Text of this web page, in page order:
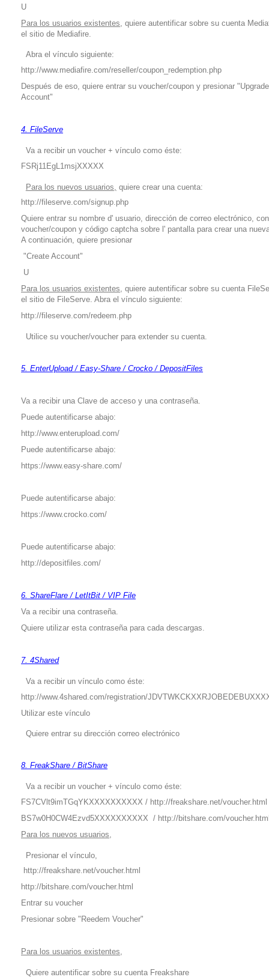
U
Para los usuarios existentes, quiere autentificar sobre su cuenta
el sitio de Mediafire.
Abra el vínculo siguiente:
http://www.mediafire.com/reseller/coupon_redemption.php
Después de eso, quiere entrar su voucher/coupon y presionar
Account"
4. FileServe
Va a recibir un voucher + vínculo como éste:
FSRj11EgL1msjXXXXX
Para los nuevos usuarios, quiere crear una cuenta:
http://fileserve.com/signup.php
Quiere entrar su nombre d' usuario, dirección de correo electrónico,
voucher/coupon y código captcha sobre l' pantalla para crear una
A continuación, quiere presionar
"Create Account"
U
Para los usuarios existentes, quiere autentificar sobre su cuenta
el sitio de FileServe. Abra el vínculo siguiente:
http://fileserve.com/redeem.php
Utilice su voucher/voucher para extender su cuenta.
5. EnterUpload / Easy-Share / Crocko / DepositFiles
Va a recibir una Clave de acceso y una contraseña.
Puede autentificarse abajo:
http://www.enterupload.com/
Puede autentificarse abajo:
https://www.easy-share.com/
Puede autentificarse abajo:
https://www.crocko.com/
Puede autentificarse abajo:
http://depositfiles.com/
6. ShareFlare / LetItBit / VIP File
Va a recibir una contraseña.
Quiere utilizar esta contraseña para cada descargas.
7. 4Shared
Va a recibir un vínculo como éste:
http://www.4shared.com/registration/
Utilizar este vínculo
Quiere entrar su dirección correo electrónico
8. FreakShare / BitShare
Va a recibir un voucher + vínculo como éste:
FS7CVlt9imTGqYKXXXXXXXXXX / http://freakshare.net/voucher.html
BS7w0H0CW4Ezvd5XXXXXXXXXX / http://bitshare.com/
Para los nuevos usuarios,
Presionar el vínculo,
http://freakshare.net/voucher.html
http://bitshare.com/voucher.html
Entrar su voucher
Presionar sobre "Reedem Voucher"
Para los usuarios existentes,
Quiere autentificar sobre su cuenta Freakshare